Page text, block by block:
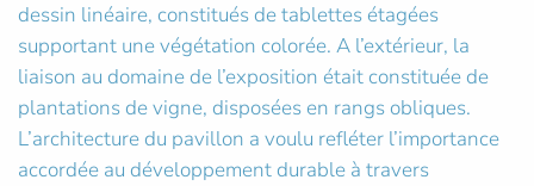
dessin linéaire, constitués de tablettes étagées
supportant une végétation colorée. A l’extérieur, la
liaison au domaine de l’exposition était constituée de
plantations de vigne, disposées en rangs obliques.
L’architecture du pavillon a voulu refléter l’importance
accordée au développement durable à travers